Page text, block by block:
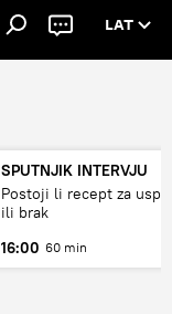
LAT
SPUTNJIK INTERVJU
Postoji li recept za
ili brak
16:00 60 min